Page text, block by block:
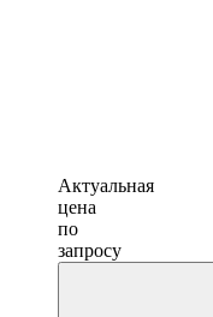
Актуальная
цена
по
запросу